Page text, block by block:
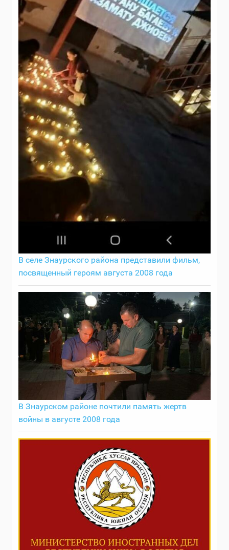
В селе Знаурского района представили фильм,
посвященный героям августа 2008 года
В Знаурском районе почтили память жертв
войны в августе 2008 года